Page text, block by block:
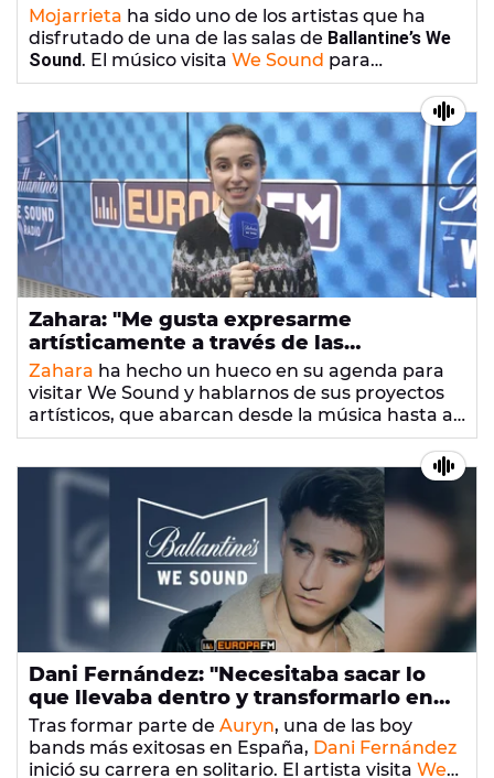
Mojarrieta ha sido uno de los artistas que ha
disfrutado de una de las salas de Ballantine’s We
Sound. El músico visita We Sound para
explicarnos su experiencia y también sus
Zahara: "Me gusta expresarme
artísticamente a través de las
canciones"
Zahara ha hecho un hueco en su agenda para
visitar We Sound y hablarnos de sus proyectos
artísticos, que abarcan desde la música hasta a
la escritura.
Dani Fernández: "Necesitaba sacar lo
que llevaba dentro y transformarlo en
canciones"
Tras formar parte de Auryn, una de las boy
bands más exitosas en España, Dani Fernández
inició su carrera en solitario. El artista visita We